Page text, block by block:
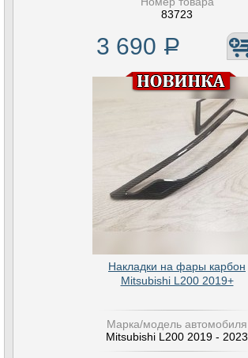
83723
3 690 Р
Накладки на фары карбон
Mitsubishi L200 2019+
Марка/модель автомобиля
Mitsubishi L200 2019 - 2023